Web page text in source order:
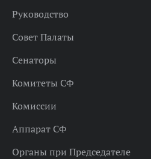
Руководство
Совет Палаты
Сенаторы
Комитеты СФ
Комиссии
Аппарат СФ
Органы при Председателе